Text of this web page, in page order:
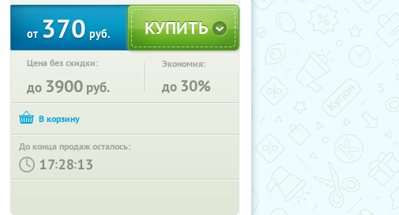
от370руб.
Цена без скидки:
до 3900 руб.
Экономия:
до 30%
До конца продаж осталось:
: :